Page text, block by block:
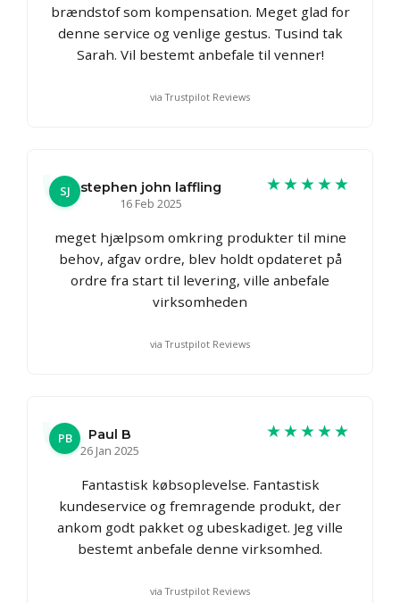
brændstof som kompensation. Meget glad for
denne service og venlige gestus. Tusind tak
Sarah. Vil bestemt anbefale til venner!
via Trustpilot Reviews
SJ
stephen john laffling
16 Feb 2025
★★★★★
meget hjælpsom omkring produkter til mine
behov, afgav ordre, blev holdt opdateret på
ordre fra start til levering, ville anbefale
virksomheden
via Trustpilot Reviews
PB
Paul B
26 Jan 2025
★★★★★
Fantastisk købsoplevelse. Fantastisk
kundeservice og fremragende produkt, der
ankom godt pakket og ubeskadiget. Jeg ville
bestemt anbefale denne virksomhed.
via Trustpilot Reviews